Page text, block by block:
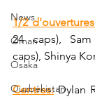
News
Oman
Osaka
Ouzbékistan
1/2
24 caps),
caps), Shinya
Centres: Dylan